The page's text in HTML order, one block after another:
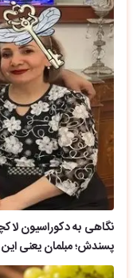
نگاهی به دکوراسیون
پسندش؛ مبلمان یعنی این